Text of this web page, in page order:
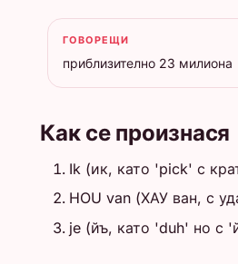
ГОВОРЕЩИ
приблизително 23 милиона
Как се произнася
Ik (ик, като 'pick' с
HOU van (ХАУ ван, с
je (йъ, като 'duh' но с